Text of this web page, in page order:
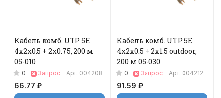
Кабель комб. UTP 5E
4x2x0.5 + 2x0.75, 200 м
05-010
0 Запрос Арт. 004208
66.77 ₽
Кабель комб. UTP 5E
4x2x0.5 + 2x1.5 outdoor,
200 м 05-030
0 Запрос Арт. 004212
91.59 ₽